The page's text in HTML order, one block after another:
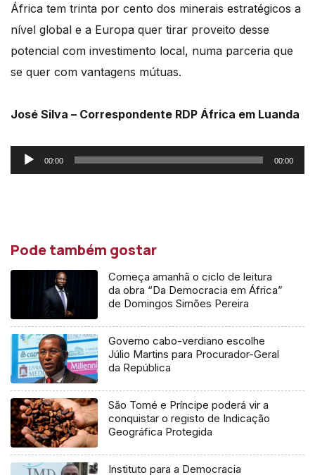
África tem trinta por cento dos minerais estratégicos a
nível global e a Europa quer tirar proveito desse
potencial com investimento local, numa parceria que
se quer com vantagens mútuas.
José Silva – Correspondente RDP África em Luanda
Reprodutor
de
00:00 00:00
Pode também gostar
Começa amanhã o ciclo de leitura
da obra “Da Democracia em África”
de Domingos Simões Pereira
Governo cabo-verdiano escolhe
Júlio Martins para Procurador-Geral
da República
São Tomé e Príncipe poderá vir a
conquistar o registo de Indicação
Geográfica Protegida
Instituto para a Democracia